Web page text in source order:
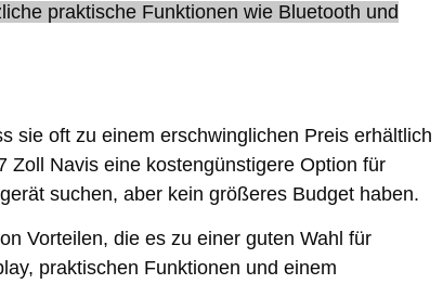
praktische Funktionen wie Bluetooth und
sie oft zu einem erschwinglichen Preis erhältlich
Zoll Navis eine kostengünstigere Option für
suchen, aber kein größeres Budget haben.
Vorteilen, die es zu einer guten Wahl für
praktischen Funktionen und einem